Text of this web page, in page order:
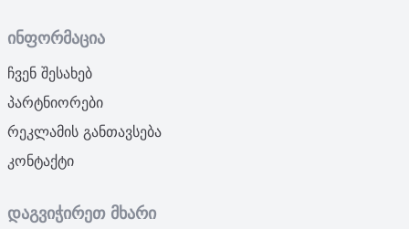
ინფორმაცია
ჩვენ შესახებ
პარტნიორები
რეკლამის განთავსება
კონტაქტი
დაგვიჭირეთ მხარი